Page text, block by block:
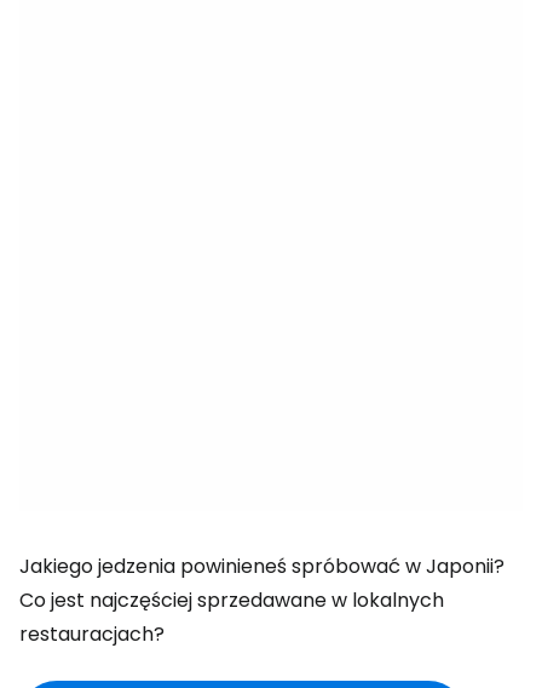
Jakiego jedzenia powinieneś spróbować w Japonii?
Co jest najczęściej sprzedawane w lokalnych
restauracjach?